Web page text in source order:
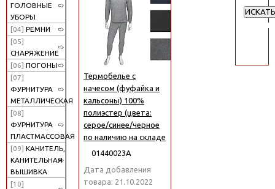
ГОЛОВНЫЕ
УБОРЫ
[04] РЕМНИ
[05]
СНАРЯЖЕНИЕ
[06] ПОГОНЫ
[07]
ФУРНИТУРА
МЕТАЛЛИЧЕСКАЯ
[08]
ФУРНИТУРА
ПЛАСТМАССОВАЯ
[09] КАНИТЕЛЬ,
КАНИТЕЛЬНАЯ
ВЫШИВКА
[10]
Термобелье с
начесом (фуфайка и
кальсоны) 100%
полиэстер (цвета:
серое/синее/черное
по наличию на складе
01440023А
Дата добавления
товара: 21.10.2022